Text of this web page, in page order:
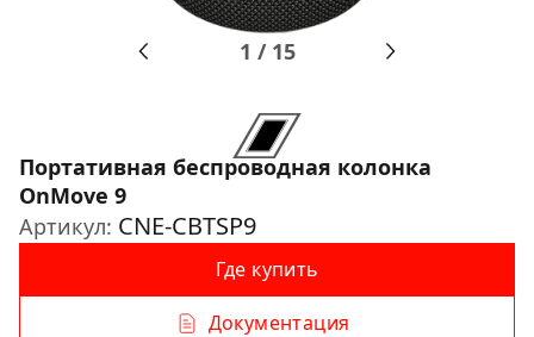
1 / 15
Портативная беспроводная колонка
OnMove 9
Артикул: CNE-CBTSP9
Где купить
Документация